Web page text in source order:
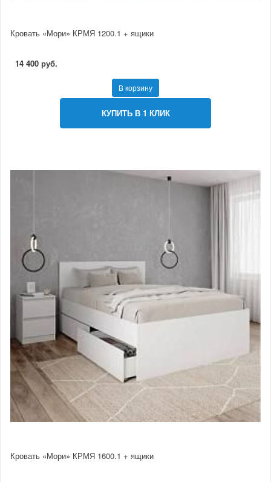
Кровать «Мори» КРМЯ 1200.1 + ящики
14 400 руб.
В корзину
КУПИТЬ В 1 КЛИК
Кровать «Мори» КРМЯ 1600.1 + ящики